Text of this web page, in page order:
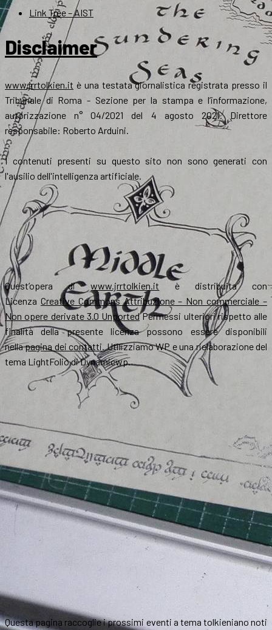
Link Tree – AIST
Disclaimer
www.jrrtolkien.it è una testata giornalistica registrata presso il
Tribunale di Roma - Sezione per la stampa e l’informazione,
autorizzazione n° 04/2021 del 4 agosto 2021. Direttore
responsabile: Roberto Arduini.
I contenuti presenti su questo sito non sono generati con
l'ausilio dell'intelligenza artificiale.
Quest’opera diwww.jrrtolkien.it è distribuita con
Licenza Creative Commons Attribuzione – Non commerciale –
Non opere derivate 3.0 UnportedPermessi ulteriori rispetto alle
finalità della presente licenza possono essere disponibili
nellapagina dei contatti. Utilizziamo WP e una rielaborazione del
tema LightFolio di Dynamicwp.
Questa pagina raccoglie i prossimi eventi a tema tolkieniano noti